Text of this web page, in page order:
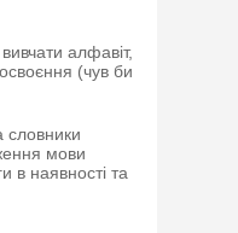
алфавіт,
(чув би
словники
мови
в наявності та